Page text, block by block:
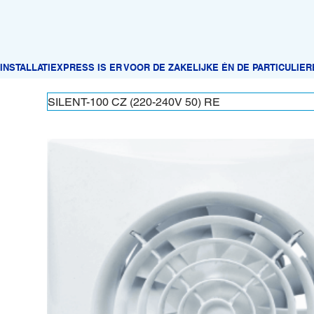
SILENT-100 CZ (220-240V 50) RE